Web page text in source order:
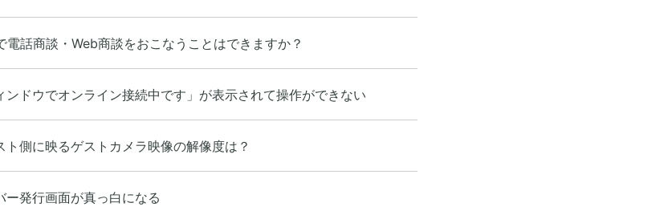
電話商談・Web商談をおこなうことはできますか？
ンドウでオンライン接続中です」が表示されて操作ができない
ト側に映るゲストカメラ映像の解像度は？
ー発行画面が真っ白になる